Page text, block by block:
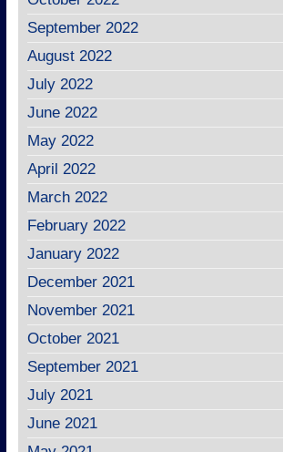
September 2022
August 2022
July 2022
June 2022
May 2022
April 2022
March 2022
February 2022
January 2022
December 2021
November 2021
October 2021
September 2021
July 2021
June 2021